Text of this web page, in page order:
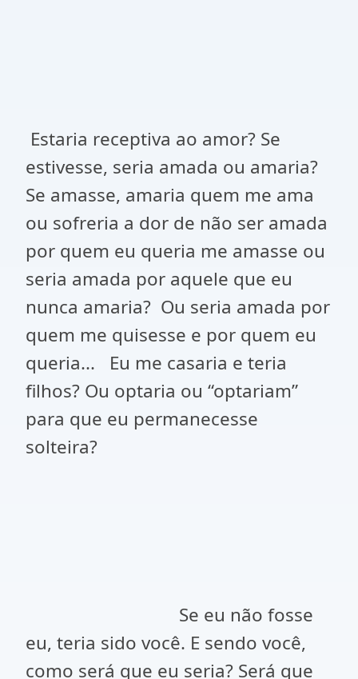
Estaria receptiva ao amor? Se
estivesse, seria amada ou amaria?
Se amasse, amaria quem me ama
ou sofreria a dor de não ser amada
por quem eu queria me amasse ou
seria amada por aquele que eu
nunca amaria? Ou seria amada por
quem me quisesse e por quem eu
queria... Eu me casaria e teria
filhos? Ou optaria ou “optariam”
para que eu permanecesse
solteira?
Se eu não fosse
eu, teria sido você. E sendo você,
como será que eu seria? Será que